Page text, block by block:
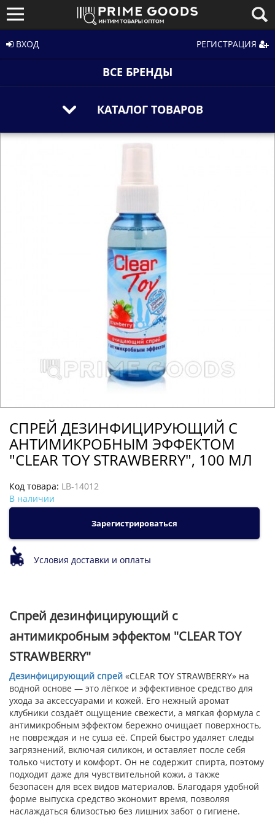
ВХОД РЕГИСТРАЦИЯ
ВСЕ БРЕНДЫ
КАТАЛОГ ТОВАРОВ
СПРЕЙ ДЕЗИНФИЦИРУЮЩИЙ С
АНТИМИКРОБНЫМ ЭФФЕКТОМ
"CLEAR TOY STRAWBERRY", 100 МЛ
Код товара: LB-14012
В наличии
Зарегистрироваться
Условия доставки и оплаты
Спрей дезинфицирующий с
антимикробным эффектом "CLEAR TOY
STRAWBERRY"
Дезинфицирующий спрей «CLEAR TOY STRAWBERRY» на
водной основе — это лёгкое и эффективное средство для
ухода за аксессуарами и кожей. Его нежный аромат
клубники создаёт ощущение свежести, а мягкая формула с
антимикробным эффектом бережно очищает поверхность,
не повреждая и не суша её. Спрей быстро удаляет следы
загрязнений, включая силикон, и оставляет после себя
только чистоту и комфорт. Он не содержит спирта, поэтому
подходит даже для чувствительной кожи, а также
безопасен для всех видов материалов. Благодаря удобной
форме выпуска средство экономит время, позволяя
наслаждаться близостью без лишних забот о гигиене.